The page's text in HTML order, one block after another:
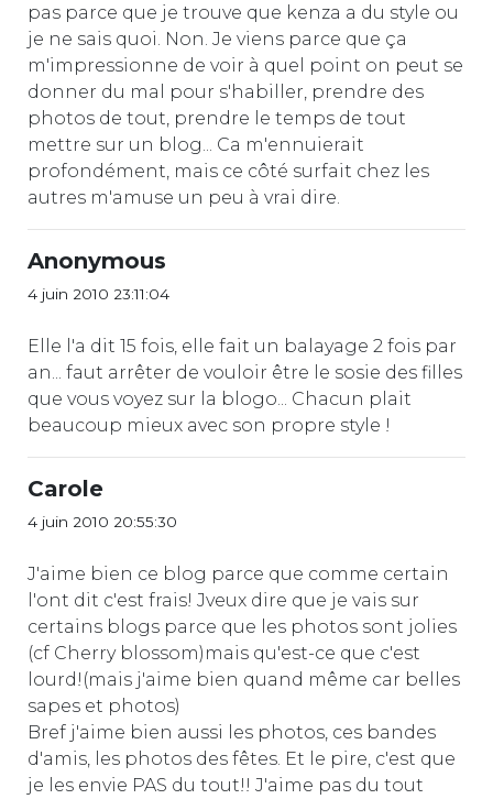
pas parce que je trouve que kenza a du style ou
je ne sais quoi. Non. Je viens parce que ça
m'impressionne de voir à quel point on peut se
donner du mal pour s'habiller, prendre des
photos de tout, prendre le temps de tout
mettre sur un blog... Ca m'ennuierait
profondément, mais ce côté surfait chez les
autres m'amuse un peu à vrai dire.
Anonymous
4 juin 2010 23:11:04
Elle l'a dit 15 fois, elle fait un balayage 2 fois par
an... faut arrêter de vouloir être le sosie des filles
que vous voyez sur la blogo... Chacun plait
beaucoup mieux avec son propre style !
Carole
4 juin 2010 20:55:30
J'aime bien ce blog parce que comme certain
l'ont dit c'est frais! Jveux dire que je vais sur
certains blogs parce que les photos sont jolies
(cf Cherry blossom)mais qu'est-ce que c'est
lourd!(mais j'aime bien quand même car belles
sapes et photos)
Bref j'aime bien aussi les photos, ces bandes
d'amis, les photos des fêtes. Et le pire, c'est que
je les envie PAS du tout!! J'aime pas du tout